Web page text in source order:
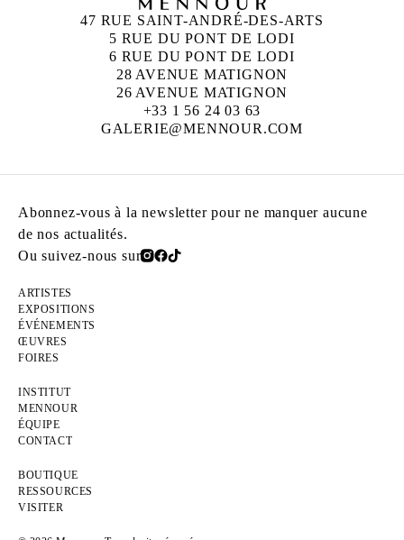
47 RUE SAINT-ANDRÉ-DES-ARTS
5 RUE DU PONT DE LODI
6 RUE DU PONT DE LODI
28 AVENUE MATIGNON
26 AVENUE MATIGNON
+33 1 56 24 03 63
GALERIE@MENNOUR.COM
Abonnez-vous à la newsletter pour ne manquer aucune
de nos actualités.
Ou suivez-nous sur
ARTISTES
EXPOSITIONS
ÉVÉNEMENTS
ŒUVRES
FOIRES
INSTITUT
MENNOUR
ÉQUIPE
CONTACT
BOUTIQUE
RESSOURCES
VISITER